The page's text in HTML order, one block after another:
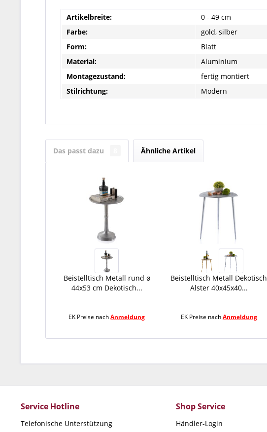
Artikelbreite:
0 - 49 cm
Farbe:
gold, silber
Form:
Blatt
Material:
Aluminium
Montagezustand:
fertig montiert
Stilrichtung:
Modern
Das passt dazu Ähnliche Artikel
Beistelltisch Metall rund ø
44x53 cm Dekotisch...
EK Preise nachAnmeldung
Beistelltisch Metall Dekotisch
Alster 40x45x40...
EK Preise nachAnmeldung
Service Hotline
Telefonische Unterstützung
Shop Service
Händler-Login